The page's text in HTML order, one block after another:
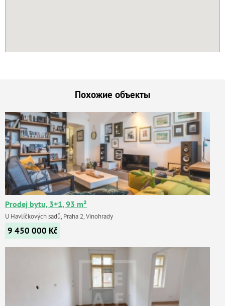
Похожие объекты
Prodej bytu, 3+1, 93 m²
U Havlíčkových sadů, Praha 2, Vinohrady
9 450 000 Kč